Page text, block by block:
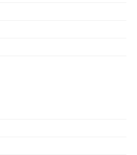
1.79 cm (W x D x H)